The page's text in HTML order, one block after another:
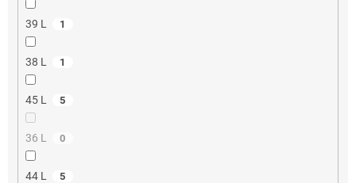
39 L 1
38 L 1
45 L 5
36 L 0
44 L 5